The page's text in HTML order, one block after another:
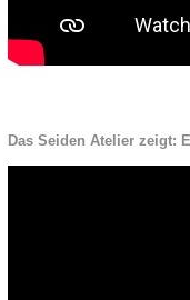
Das Seiden Atelier zeigt: